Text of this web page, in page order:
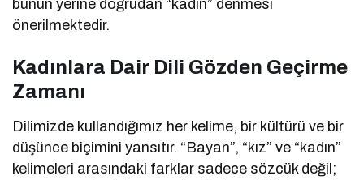
bunun yerine doğrudan “kadın” denmesi
önerilmektedir.
Kadınlara Dair Dili Gözden Geçirme
Zamanı
Dilimizde kullandığımız her kelime, bir kültürü ve bir
düşünce biçimini yansıtır. “Bayan”, “kız” ve “kadın”
kelimeleri arasındaki farklar sadece sözcük değil;